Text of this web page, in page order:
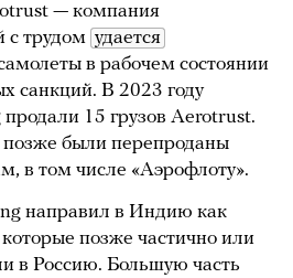
— компания
с трудом удается
в рабочем состоянии
санкций. В 2023 году
15 грузов Aerotrust.
были перепроданы
в том числе «Аэрофлоту».
направил в Индию как
позже частично или
в Россию. Большую часть